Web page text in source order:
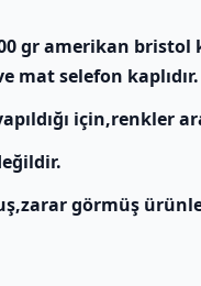
gr amerikan bristol
mat selefon kaplıdır.
için,renkler
görmüş